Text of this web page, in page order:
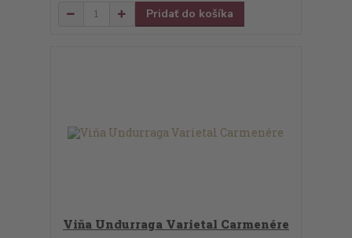
Pridať do košíka
Viňa Undurraga Varietal Carmenére